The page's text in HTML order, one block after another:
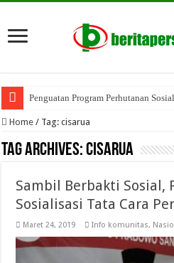
Penguatan Program Perhutanan
Home / Tag:cisarua
Tag Archives:cisarua
Sambil Berbakti Sosial,
Sosialisasi Tata Cara
Maret 24, 2019 Info komunitas,